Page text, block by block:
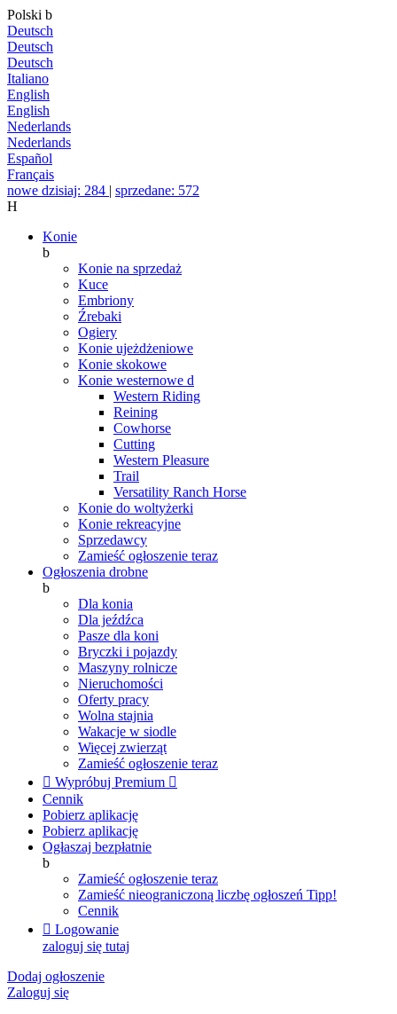
Polski b
Deutsch
Deutsch
Deutsch
Italiano
English
English
Nederlands
Nederlands
Español
Français
nowe dzisiaj: 284 | sprzedane: 572
H
Konie
b
Konie na sprzedaż
Kuce
Embriony
Źrebaki
Ogiery
Konie ujeżdżeniowe
Konie skokowe
Konie westernowe d
Western Riding
Reining
Cowhorse
Cutting
Western Pleasure
Trail
Versatility Ranch Horse
Konie do woltyżerki
Konie rekreacyjne
Sprzedawcy
Zamieść ogłoszenie teraz
Ogłoszenia drobne
b
Dla konia
Dla jeźdźca
Pasze dla koni
Bryczki i pojazdy
Maszyny rolnicze
Nieruchomości
Oferty pracy
Wolna stajnia
Wakacje w siodle
Więcej zwierząt
Zamieść ogłoszenie teraz
 Wypróbuj Premium 
Cennik
Pobierz aplikację
Pobierz aplikację
Ogłaszaj bezpłatnie
b
Zamieść ogłoszenie teraz
Zamieść nieograniczoną liczbę ogłoszeń Tipp!
Cennik
 Logowanie
zaloguj się tutaj
Dodaj ogłoszenie
Zaloguj się